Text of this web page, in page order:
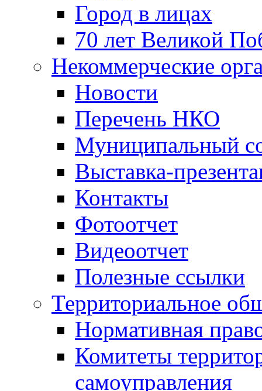
Город в лицах
70 лет Великой
Некоммерческие
Новости
Перечень НКО
Муниципальный
Выставка-
Контакты
Фотоотчет
Видеоотчет
Полезные ссылки
Территориальное
Нормативная
Комитеты
самоуправления